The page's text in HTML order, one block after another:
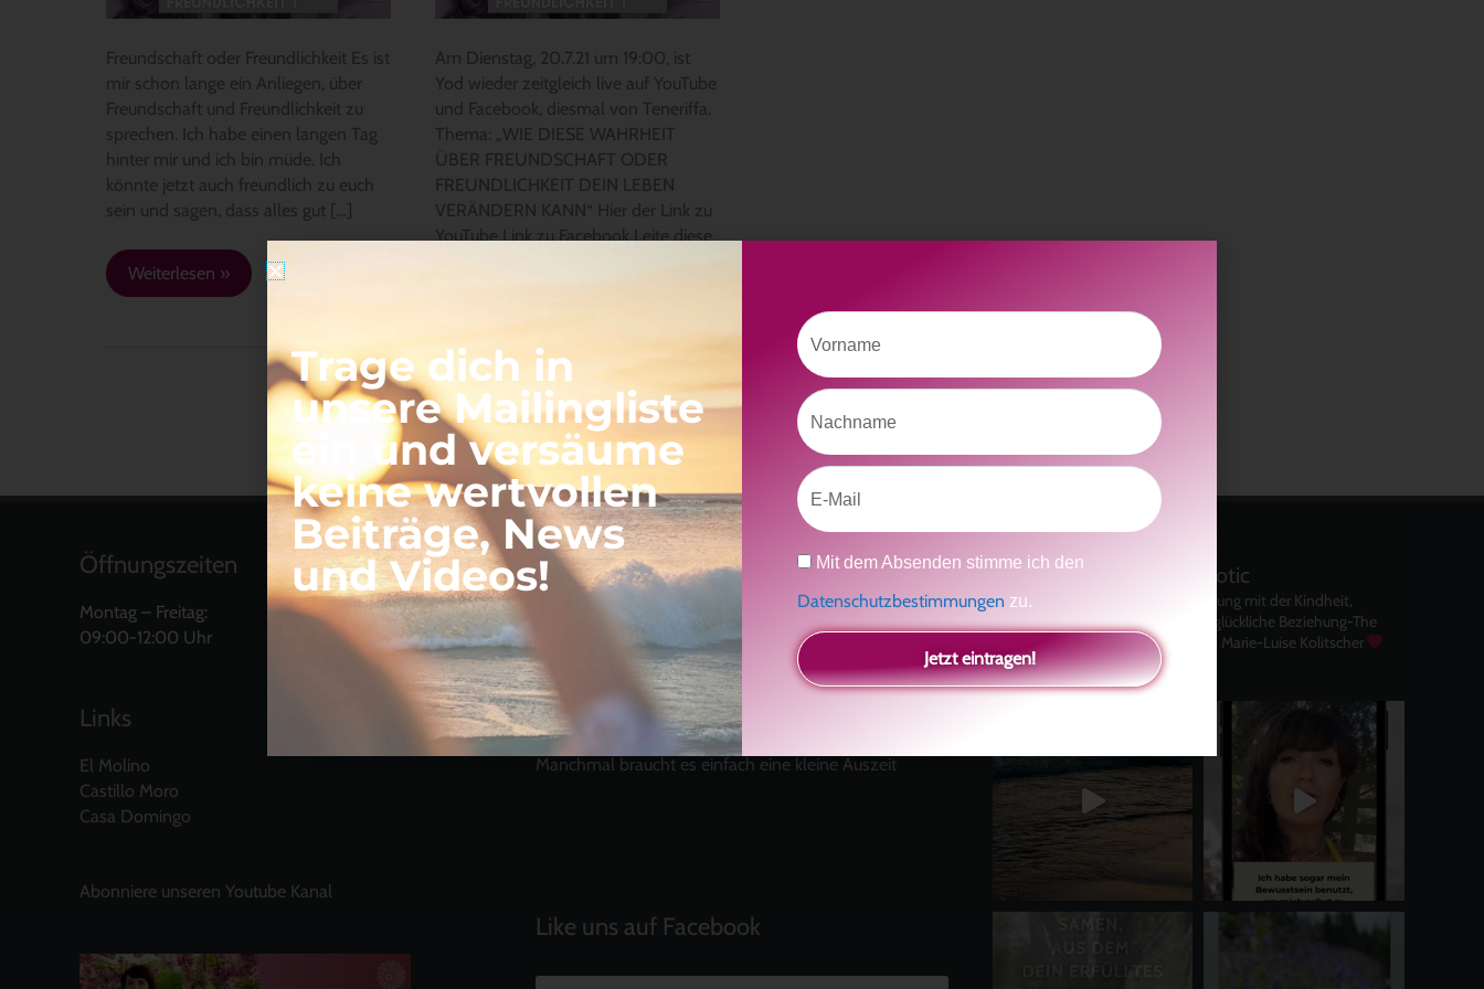
Freundschaft oder Freundlichkeit Es ist
mir schon lange ein Anliegen, über
Freundschaft und Freundlichkeit zu
sprechen. Ich habe einen langen Tag
hinter mir und ich bin müde. Ich
könnte jetzt auch freundlich zu euch
sein und sagen, dass alles gut […]
Weiterlesen »
Am Dienstag, 20.7.21 um 19:00, ist
Yod wieder zeitgleich live auf YouTube
und Facebook, diesmal von Teneriffa.
Thema: „WIE DIESE WAHRHEIT
ÜBER FREUNDSCHAFT ODER
FREUNDLICHKEIT DEIN LEBEN
VERÄNDERN KANN“ Hier der Link zu
YouTube Link zu Facebook Leite diese
–
„FREUNDSCHAFT
ODER
FREUNDLICHKEIT?“
Öffnungszeiten
Montag – Freitag:
09:00-12:00 Uhr
Links
El Molino
Castillo Moro
Casa Domingo
Abonniere unseren Youtube Kanal
Neueste Beiträge
und eine besondere
Radikal ehrlich
Der Teil von dir, der gesehen werden möchte
Vielleicht geht es gar nicht darum, noch mehr zu
verstehen
Manchmal braucht es einfach eine kleine Auszeit
Like uns auf Facebook
kolitscher.by.biotic
Selbstliebe, Aussöhnung mit der Kindheit,
Potenzial entfalten, glückliche Beziehung-The
Master KeyAsha und Marie-Luise Kolitscher
Sisterlove
Trage dich in
unsere Mailingliste
ein und versäume
keine wertvollen
Beiträge, News
und Videos!
Vorname
Nachname
Email
Datenschutz
Mit dem Absenden stimme ich den
Datenschutzbestimmungen zu.
Jetzt eintragen!